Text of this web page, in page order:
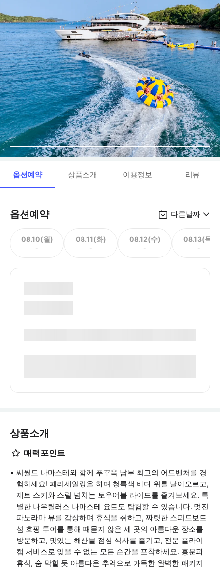
옵션예약 상품소개 이용정보 리뷰
옵션예약 다른날짜
08.10(월)
-
08.11(화)
-
08.12(수)
-
08.13(목)
-
상품소개
매력포인트
씨월드 나마스테와 함께 푸꾸옥 남부 최고의 어드벤처를 경
험하세요! 패러세일링을 하며 청록색 바다 위를 날아오르고,
제트 스키와 스릴 넘치는 토우어블 라이드를 즐겨보세요. 특
별한 나우틸러스 나마스테 요트도 탐험할 수 있습니다. 멋진
파노라마 뷰를 감상하며 휴식을 취하고, 짜릿한 스피드보트
섬 호핑 투어를 통해 때묻지 않은 세 곳의 아름다운 장소를
방문하고, 맛있는 해산물 점심 식사를 즐기고, 전문 플라이
캠 서비스로 잊을 수 없는 모든 순간을 포착하세요. 흥분과
휴식, 숨 막힐 듯 아름다운 추억으로 가득한 완벽한 패키지